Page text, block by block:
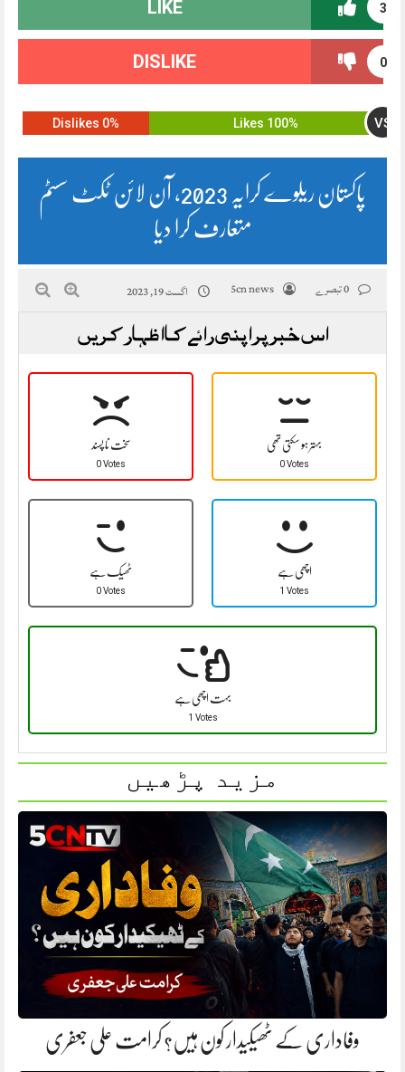
3
LIKE
0
DISLIKE
100% Likes VS
0% Dislikes
پاکستان ریلوے کرایہ 2023، آن لائن ٹکٹ سسٹم
متعارف کرا دیا
5cn news اگست 19, 2023
اس خبر پر اپنی رائے کا اظہار کریں
سخت نا پسند
0 Votes
بہتر ہو سکتی تھی
0 Votes
ٹھیک ہے
0 Votes
اچھی ہے
1 Votes
بہت اچھی ہے
1 Votes
مزید پڑھیں
وفاداری کے ٹھیکیدار کون ہیں؟ کرامت علی جعفری